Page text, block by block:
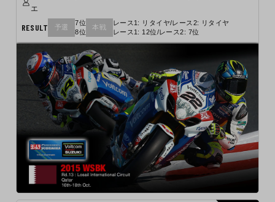
エ
RESULT 予選
7位
8位
本戦
レース1: リタイヤ/レース2: リタイヤ
レース1: 12位/レース2: 7位